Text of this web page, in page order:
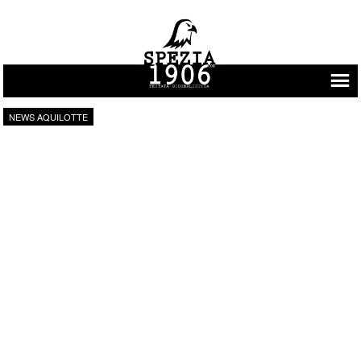
Vai al contenuto
NEWS AQUILOTTE